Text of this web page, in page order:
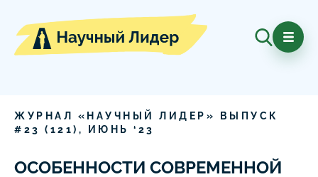
ЖУРНАЛ «НАУЧНЫЙ ЛИДЕР» ВЫПУСК
# 23 ( 121), ИЮНЬ ‘ 23
ОСОБЕННОСТИ СОВРЕМЕННОЙ